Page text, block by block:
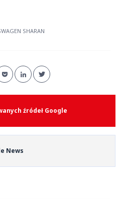
SHARAN
źródeł Google
News